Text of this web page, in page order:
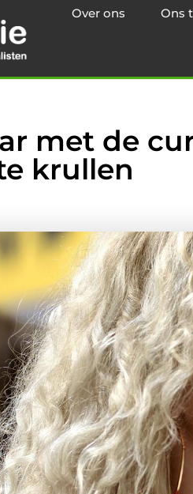
Over ons Ons
met de
krullen